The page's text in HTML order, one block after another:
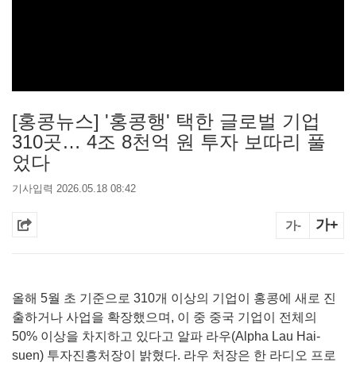
[홍콩뉴스] '홍콩행' 택한 글로벌 기업
310곳… 4조 8천억 원 투자 보따리 풀
었다
기사입력 2026.05.18 08:42
가- 가+
올해 5월 초 기준으로 310개 이상의 기업이 홍콩에 새로 진
출하거나 사업을 확장했으며, 이 중 중국 기업이 전체의
50% 이상을 차지하고 있다고 알파 라우(Alpha Lau Hai-
suen) 투자진흥처장이 밝혔다. 라우 처장은 한 라디오 프로